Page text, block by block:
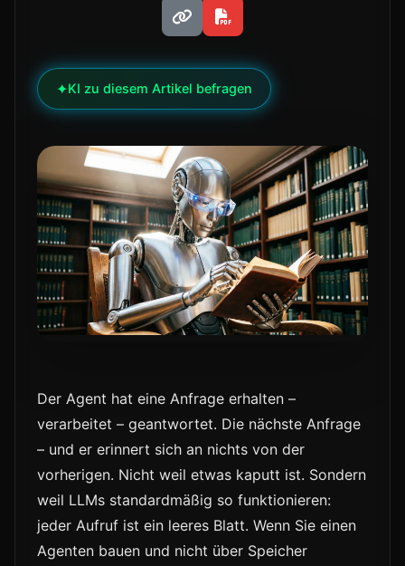
✦KI zu diesem Artikel befragen
Der Agent hat eine Anfrage erhalten –
verarbeitet – geantwortet. Die nächste Anfrage
– und er erinnert sich an nichts von der
vorherigen. Nicht weil etwas kaputt ist. Sondern
weil LLMs standardmäßig so funktionieren:
jeder Aufruf ist ein leeres Blatt. Wenn Sie einen
Agenten bauen und nicht über Speicher